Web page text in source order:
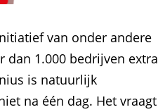
van onder andere
dan 1.000 bedrijven extra
is natuurlijk
na één dag. Het vraagt